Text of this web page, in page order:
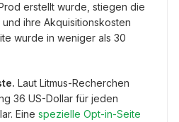
erstellt wurde, stiegen die
ihre Akquisitionskosten
wurde in weniger als 30
Laut Litmus-Recherchen
36 US-Dollar für jeden
Eine spezielle Opt-in-Seite